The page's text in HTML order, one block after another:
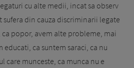
cu alte medii, incat sa observ
sufera din cauza discriminarii legate
ca popor, avem alte probleme, mai
ca suntem saraci, ca nu
care munceste, ca munca nu e